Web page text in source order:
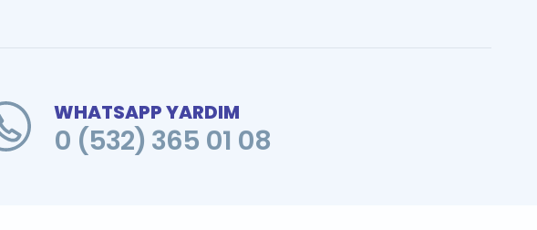
WHATSAPP YARDIM
0 (532) 365 01 08